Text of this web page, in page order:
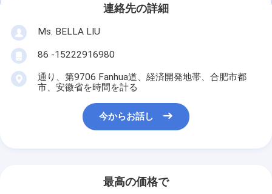
連絡先の詳細
Ms. BELLA LIU
86 -15222916980
通り、第9706 Fanhua道、経済開発地帯、合肥市都
市、安徽省を時間を計る
今からお話し
最高の価格で